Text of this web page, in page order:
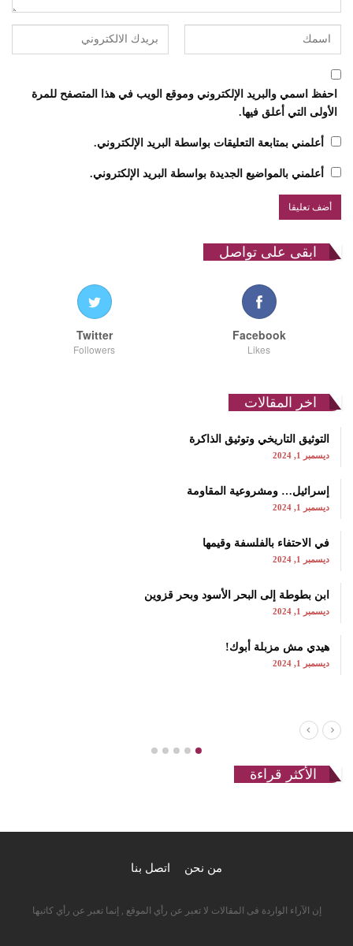
احفظ اسمي والبريد الإلكتروني وموقع الويب في هذا المتصفح للمرة
الأولى التي أعلق فيها.
أعلمني بمتابعة التعليقات بواسطة البريد الإلكتروني.
أعلمني بالمواضيع الجديدة بواسطة البريد الإلكتروني.
ابقى على تواصل
Facebook
Likes
Twitter
Followers
اخر المقالات
التوثيق التاريخي وتوثيق الذاكرة
ديسمبر 1, 2024
إسرائيل… ومشروعية المقاومة
ديسمبر 1, 2024
في الاحتفاء بالفلسفة وقيمها
ديسمبر 1, 2024
ابن بطوطة إلى البحر الأسود وبحر قزوين
ديسمبر 1, 2024
هيدي مش مزبلة أبوك!
ديسمبر 1, 2024
الأكثر قراءة
من نحن اتصل بنا
إن الآراء الواردة فى المقالات لا تعبر عن رأي الموقع , إنما تعبر عن رأي كاتبها